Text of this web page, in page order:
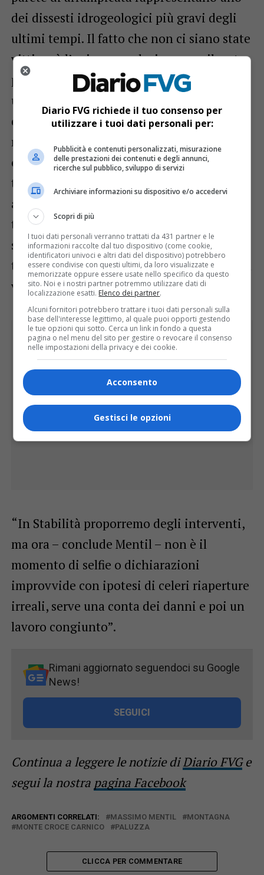
dei dissesti idrogeologici più gravi degli
ultimi tempi. Il fatto che non ci siano state
vittime è l’unica consolazione, per il resto
possiamo pensare di trovarci di fronte a
una ribellione della natura davanti alla
quale serve un serio
ragionamento” sostiene Mentil. Secondo il
consigliere “è necessario ora fare sistema
tra tutti gli enti coinvolti, da una parte
all’altra della frontiera. Quel collegamento
tra due Paesi va garantito in maniera
sicura, da esso dipende una parte del
turismo transfrontaliero e l’economia della
valle del But”.
“In Stabilità proporremo degli interventi,
ma ora – conclude Mentil – non è il
momento di selfie o dichiarazioni
improvvide con ipotesi di celeri riaperture
irreali, serve una conta dei danni e poi un
lavoro congiunto”.
Rimani aggiornato seguendoci su Google
News!
SEGUICI
Continua a leggere le notizie diDiario FVGe
segui la nostra pagina Facebook
ARGOMENTI CORRELATI: MASSIMO MENTIL
MONTAGNA
MONTE CROCE CARNICO
PALUZZA
CLICCA PER COMMENTARE
Diario FVG richiede il tuo consenso per
utilizzare i tuoi dati personali per:
Pubblicità e contenuti personalizzati, misurazione
delle prestazioni dei contenuti e degli annunci,
ricerche sul pubblico, sviluppo di servizi
Archiviare informazioni su dispositivo e/o accedervi
Scopri di più
I tuoi dati personali verranno trattati da 431 partner e le
informazioni raccolte dal tuo dispositivo (come cookie,
identificatori univoci e altri dati del dispositivo) potrebbero
essere condivise con questi ultimi, da loro visualizzate e
memorizzate oppure essere usate nello specifico da questo
sito. Noi e i nostri partner potremmo utilizzare dati di
localizzazione esatti. Elenco dei partner.
Alcuni fornitori potrebbero trattare i tuoi dati personali sulla
base dell'interesse legittimo, al quale puoi opporti gestendo
le tue opzioni qui sotto. Cerca un link in fondo a questa
pagina o nel menu del sito per gestire o revocare il consenso
nelle impostazioni della privacy e dei cookie.
Acconsento
Gestisci le opzioni